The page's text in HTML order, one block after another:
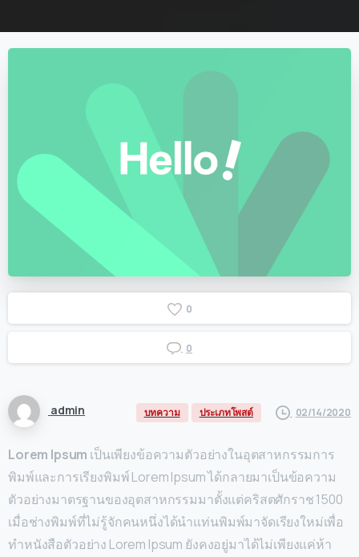
0
0
admin บทความ ประเภทโพสต์ 02/14/2020
Lorem Ipsum เป็นเพียงข้อความตัวอย่างในอุตสาหกรรมการ
พิมพ์และการเรียงพิมพ์ Lorem Ipsum ได้กลายมาเป็นข้อความ
ตัวอย่างมาตรฐานของอุตสาหกรรมมาตั้งแต่คริสตศักราช 1500
เมื่อช่างพิมพ์ที่ไม่รู้จักคนหนึ่งได้นำแท่นพิมพ์มาจัดเรียงใหม่เพื่อ
ทำหนังสือตัวอย่าง Lorem Ipsum ยังคงอยู่มาได้ไม่เพียงแค่ห้า